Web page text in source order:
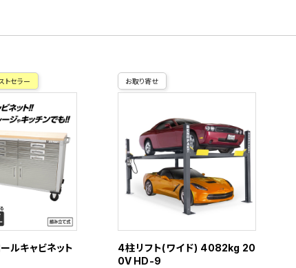
トセラー
ルキャビネット
お取り寄せ
4柱リフト(ワイド) 4082kg 20
0V HD-9